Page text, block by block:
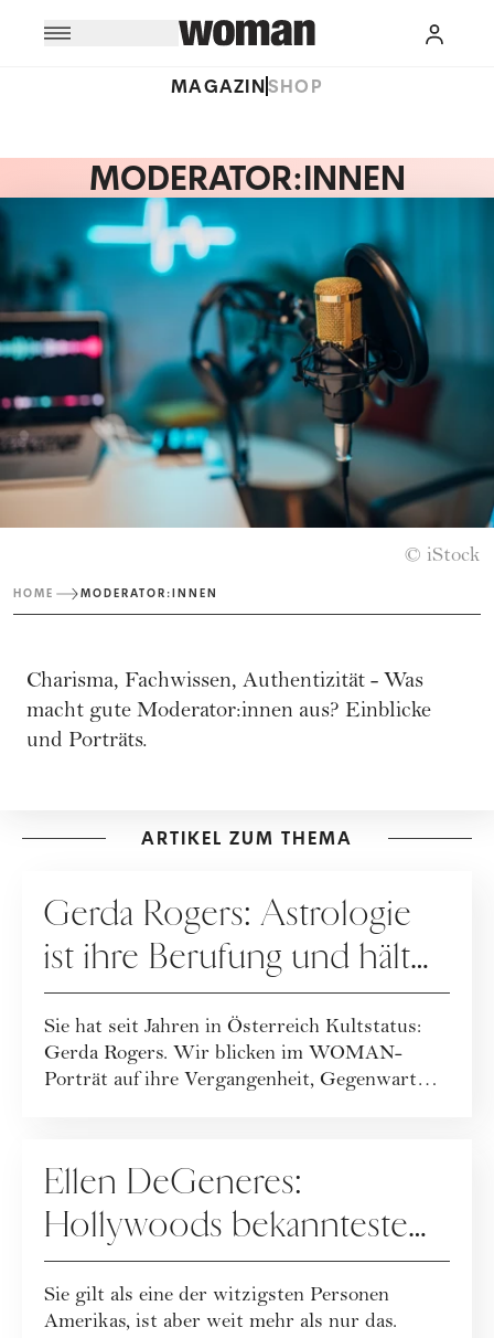
MAGAZINSHOP
MODERATOR:INNEN
© iStock
HOME MODERATOR:INNEN
Charisma, Fachwissen, Authentizität - Was
macht gute Moderator:innen aus? Einblicke
und Porträts.
ARTIKEL ZUM THEMA
Gerda Rogers: Astrologie
ist ihre Berufung und hält
sie jung
Sie hat seit Jahren in Österreich Kultstatus:
Gerda Rogers. Wir blicken im WOMAN-
Porträt auf ihre Vergangenheit, Gegenwart
Ellen DeGeneres:
Hollywoods bekannteste
Komikerin und Talkshow-
Queen im Portrait
Sie gilt als eine der witzigsten Personen
Amerikas, ist aber weit mehr als nur das.